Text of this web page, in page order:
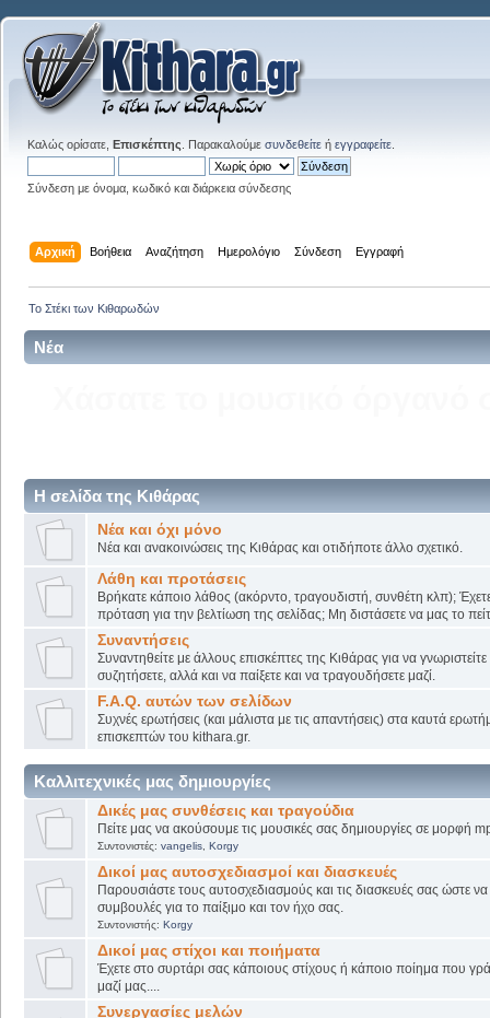
Καλώς ορίσατε, Επισκέπτης . Παρακαλούμε συνδεθείτε ή εγγραφείτε
Σύνδεση με όνομα, κωδικό και διάρκεια σύνδεσης
Αρχική Βοήθεια Αναζήτηση Ημερολόγιο Σύνδεση Εγγραφή
Το Στέκι των Κιθαρωδών
Νέα
Η σελίδα της Κιθάρας
Νέα και όχι μόνο
Νέα και ανακοινώσεις της Κιθάρας και οτιδήποτε άλλο σχετικό.
Λάθη και προτάσεις
Βρήκατε κάποιο λάθος (ακόρντο, τραγουδιστή, συνθέτη κλπ);
πρόταση για την βελτίωση της σελίδας; Μη διστάσετε να μας το
Συναντήσεις
Συναντηθείτε με άλλους επισκέπτες της Κιθάρας για να
συζητήσετε, αλλά και να παίξετε και να τραγουδήσετε μαζί.
F.A.Q. αυτών των σελίδων
Συχνές ερωτήσεις (και μάλιστα με τις απαντήσεις) στα καυτά
επισκεπτών του kithara.gr.
Καλλιτεχνικές μας δημιουργίες
Δικές μας συνθέσεις και τραγούδια
Πείτε μας να ακούσουμε τις μουσικές σας δημιουργίες σε μορφή
Συντονιστές: vangelis, Korgy
Δικοί μας αυτοσχεδιασμοί και διασκευές
Παρουσιάστε τους αυτοσχεδιασμούς και τις διασκευές σας ώστε να
συμβουλές για το παίξιμο και τον ήχο σας.
Συντονιστής: Korgy
Δικοί μας στίχοι και ποιήματα
Έχετε στο συρτάρι σας κάποιους στίχους ή κάποιο ποίημα που
μαζί μας....
Συνεργασίες μελών